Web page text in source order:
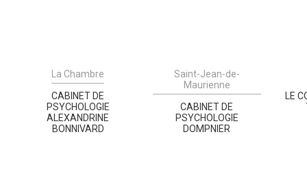
La Chambre
CABINET DE
PSYCHOLOGIE
ALEXANDRINE
BONNIVARD
Saint-Jean-de-
Maurienne
CABINET DE
PSYCHOLOGIE
DOMPNIER
LE